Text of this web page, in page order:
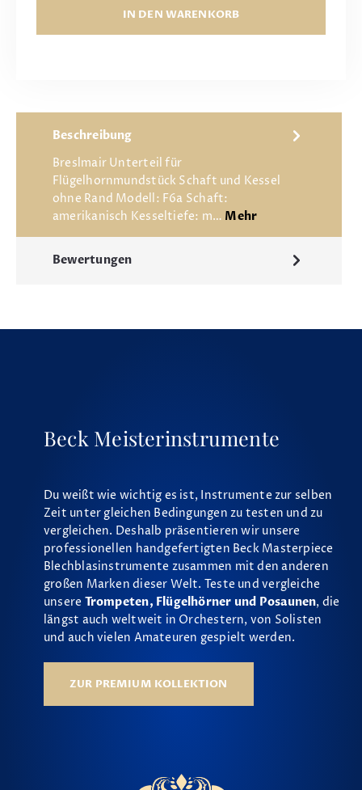
IN DEN WARENKORB
Beschreibung
Breslmair Unterteil für
Flügelhornmundstück Schaft und Kessel
ohne Rand Modell: F6a Schaft:
amerikanisch Kesseltiefe: m… Mehr
Bewertungen
Beck Meisterinstrumente
Du weißt wie wichtig es ist, Instrumente zur selben
Zeit unter gleichen Bedingungen zu testen und zu
vergleichen. Deshalb präsentieren wir unsere
professionellen handgefertigten Beck Masterpiece
Blechblasinstrumente zusammen mit den anderen
großen Marken dieser Welt. Teste und vergleiche
unsere Trompeten, Flügelhörner und Posaunen, die
längst auch weltweit in Orchestern, von Solisten
und auch vielen Amateuren gespielt werden.
ZUR PREMIUM KOLLEKTION